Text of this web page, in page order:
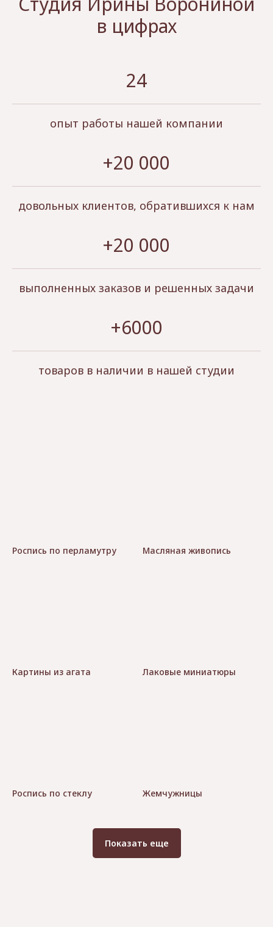
в цифрах
24
опыт работы нашей компании
+20 000
довольных клиентов, обратившихся к нам
+20 000
выполненных заказов и решенных задачи
+6000
товаров в наличии в нашей студии
Роспись по перламутру Масляная живопись
Картины из агата Лаковые миниатюры
Роспись по стеклу Жемчужницы
Показать еще